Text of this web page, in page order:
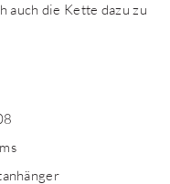
auch die Kette dazu zu